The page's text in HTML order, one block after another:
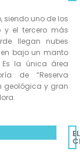
siendo uno de los
y el tercero más
llegan nubes
bajo un manto
la única área
de “Reserva
geológica y gran
EL